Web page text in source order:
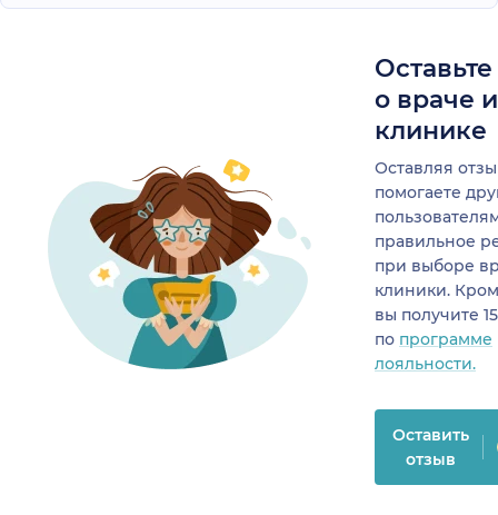
о враче
клинике
Оставляя
помогаете
правильное
при выборе
клиники.
вы получите
по программе
лояльности.
Оставить
отзыв